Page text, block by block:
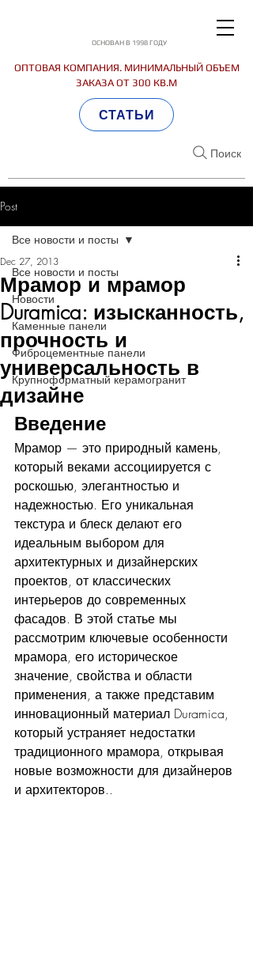
ОСНОВАН В 1998 ГОДУ
ОПТОВАЯ КОМПАНИЯ. МИНИМАЛЬНЫЙ ОБЪЕМ
ЗАКАЗА ОТ 300 КВ.М
Поиск
СТАТЬИ
Post
Все новости и посты
Новости
Каменные панели
Фиброцементные панели
Крупноформатный керамогранит
Все новости и посты
Мрамор и мрамор
Duramica: изысканность,
прочность и
универсальность в
дизайне
Dec 27, 2013
Введение
Мрамор — это природный камень,
который веками ассоциируется с
роскошью, элегантностью и
надежностью. Его уникальная
текстура и блеск делают его
идеальным выбором для
архитектурных и дизайнерских
проектов, от классических
интерьеров до современных
фасадов. В этой статье мы
рассмотрим ключевые особенности
мрамора, его историческое
значение, свойства и области
применения, а также представим
инновационный материал Duramica,
который устраняет недостатки
традиционного мрамора, открывая
новые возможности для дизайнеров
и архитекторов..